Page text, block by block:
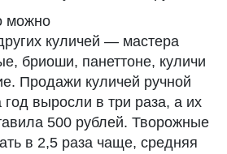
можно
куличей — мастера
бриоши, панеттоне, куличи
Продажи куличей ручной
выросли в три раза, а их
500 рублей. Творожные
в 2,5 раза чаще, средняя